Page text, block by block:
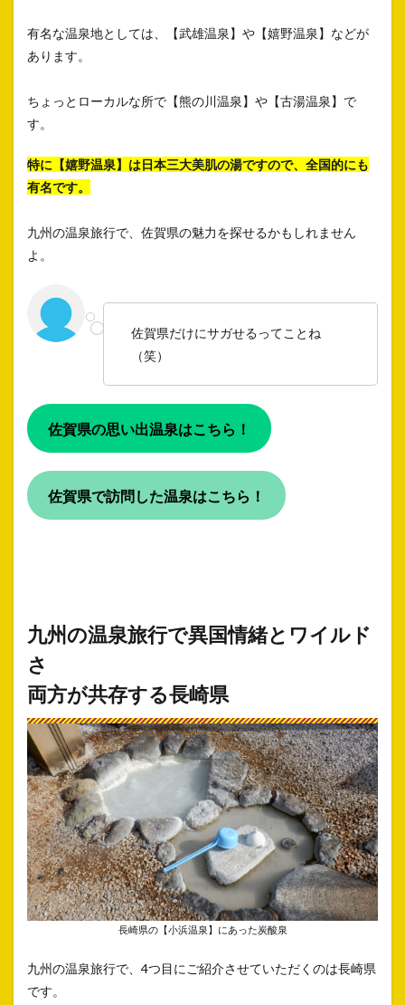
有名な温泉地としては、【武雄温泉】や【嬉野温泉】などが
あります。
ちょっとローカルな所で【熊の川温泉】や【古湯温泉】で
す。
特に【嬉野温泉】は日本三大美肌の湯ですので、全国的にも
有名です。
九州の温泉旅行で、佐賀県の魅力を探せるかもしれません
よ。
佐賀県だけにサガせるってことね
（笑）
佐賀県の思い出温泉はこちら！
佐賀県で訪問した温泉はこちら！
九州の温泉旅行で異国情緒とワイルド
さ
両方が共存する長崎県
長崎県の【小浜温泉】にあった炭酸泉
九州の温泉旅行で、4つ目にご紹介させていただくのは長崎県
です。